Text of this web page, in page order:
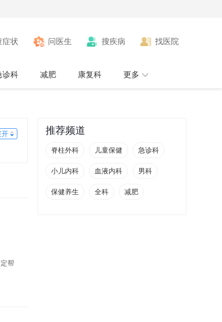
找医院
搜疾病
问医生
症状
诊科 减肥 康复科 更多
开 推荐频道
脊柱外科 儿童保健 急诊科
小儿内科 血液内科 男科
保健养生 全科 减肥